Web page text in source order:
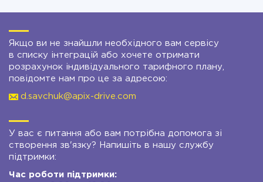
Якщо ви не знайшли необхідного вам сервісу
в списку інтеграцій або хочете отримати
розрахунок індивідуального тарифного плану,
повідомте нам про це за адресою:
d.savchuk@apix-drive.com
У вас є питання або вам потрібна допомога зі
створення зв'язку? Напишіть в нашу службу
підтримки:
Час роботи підтримки: